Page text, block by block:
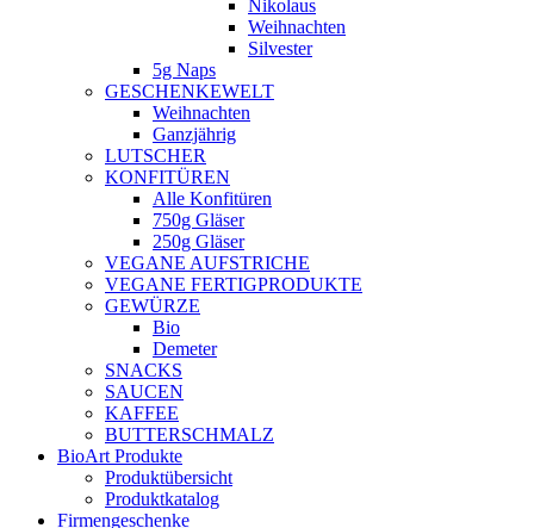
Nikolaus
Weihnachten
Silvester
5g Naps
GESCHENKEWELT
Weihnachten
Ganzjährig
LUTSCHER
KONFITÜREN
Alle Konfitüren
750g Gläser
250g Gläser
VEGANE AUFSTRICHE
VEGANE FERTIGPRODUKTE
GEWÜRZE
Bio
Demeter
SNACKS
SAUCEN
KAFFEE
BUTTERSCHMALZ
BioArt Produkte
Produktübersicht
Produktkatalog
Firmengeschenke